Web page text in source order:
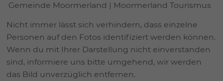
Gemeinde Moormerland | Moormerland Tourismus
Nicht immer lässt sich verhindern, dass einzelne
Personen auf den Fotos identifiziert werden können.
Wenn du mit Ihrer Darstellung nicht einverstanden
sind, informiere uns bitte umgehend, wir werden
das Bild unverzüglich entfernen.